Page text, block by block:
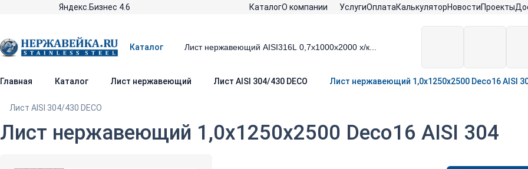
Яндекс.Бизнес 4.6 КаталогО компании УслугиОплатаКалькуляторНовостиПроекты
Каталог
Главная Каталог Лист нержавеющий Лист AISI 304/430 DECO Лист нержавеющий 1,0х1250х2500 Deco16 AISI
Лист AISI 304/430 DECO
Лист нержавеющий 1,0х1250х2500 Deco16 AISI 304